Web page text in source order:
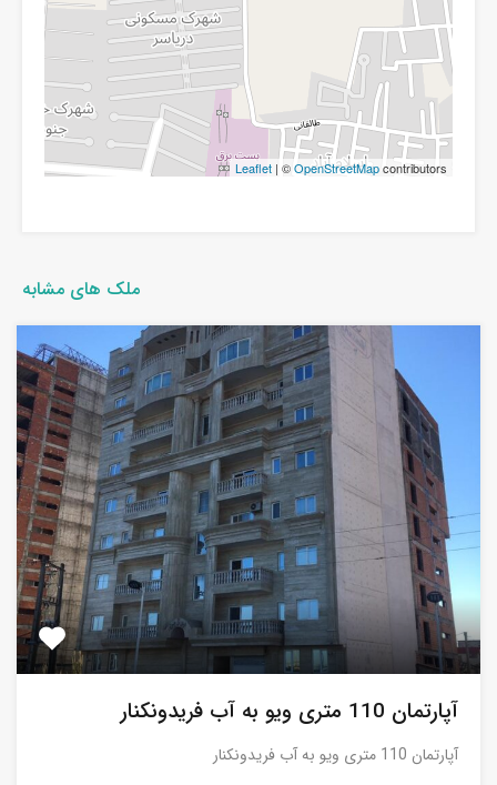
Leaflet | ©OpenStreetMapcontributors
ملک های مشابه
آپارتمان 110 متری ویو به آب فریدونکنار
آپارتمان 110 متری ویو به آب فریدونکنار